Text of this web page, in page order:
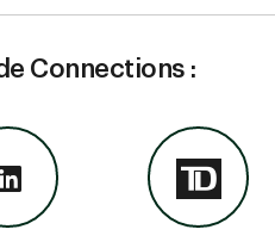
Connections :